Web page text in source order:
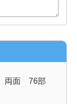
両面 76部